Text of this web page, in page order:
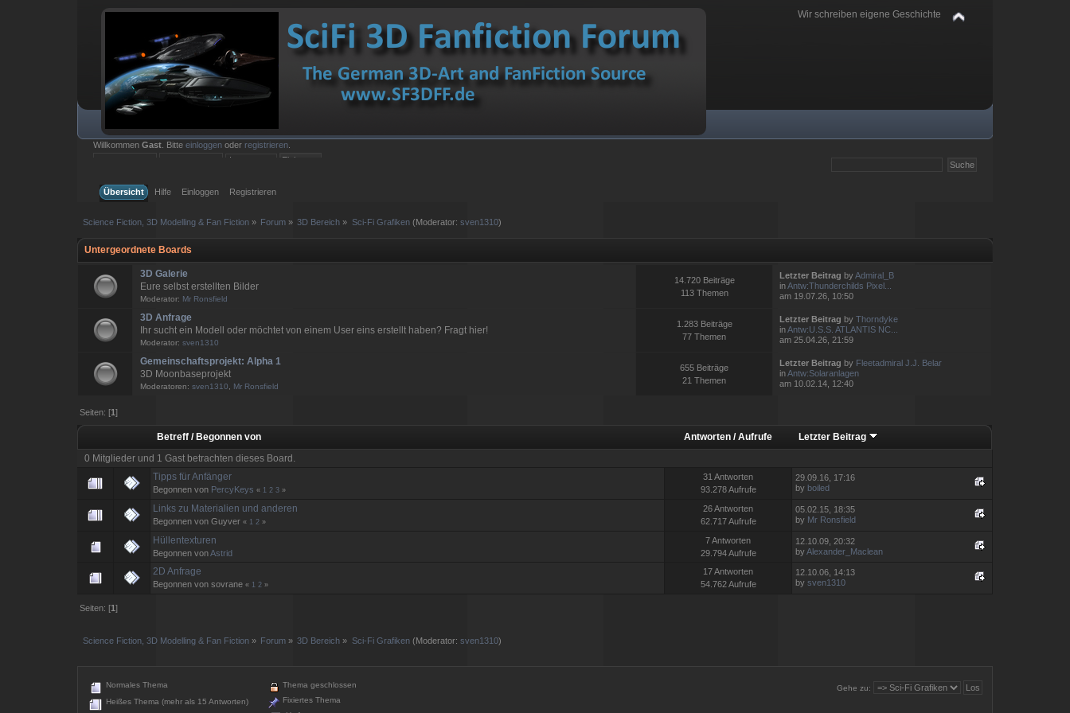
Wir schreiben eigene Geschichte
WillkommenGast . Bitteeinloggen oder registrieren
Übersicht
Hilfe Einloggen Registrieren
Science Fiction, 3D Modelling & Fan Fiction» Forum » 3D Bereich » Sci-Fi Grafiken(Moderator: sven1310)
Untergeordnete Boards
3D Galerie
Eure selbst erstellten Bilder
Moderator: Mr Ronsfield
14.720 Beiträge
113 Themen
Letzter Beitrag byAdmiral_B
inAntw:Thunderchilds Pixel...
am 19.07.26, 10:50
3D Anfrage
Ihr sucht ein Modell oder möchtet von einem User eins erstellt haben? Fragt hier!
Moderator:sven1310
1.283 Beiträge
77 Themen
Letzter Beitrag by Thorndyke
inAntw:U.S.S. ATLANTIS NC...
am 25.04.26, 21:59
Gemeinschaftsprojekt: Alpha 1
3D Moonbaseprojekt
Moderatoren:sven1310, Mr Ronsfield
655 Beiträge
21 Themen
Letzter Beitrag by Fleetadmiral J.J. Belar
inAntw:Solaranlagen
am 10.02.14, 12:40
Seiten: [1]
Betreff/Begonnen von Antworten/Aufrufe
Letzter Beitrag
0 Mitglieder und 1 Gast betrachten dieses Board.
Tipps für Anfänger
Begonnen von PercyKeys « 1 2 3 »
31 Antworten
93.278 Aufrufe
29.09.16, 17:16
by boiled
Links zu Materialien und anderen
Begonnen von Guyver« 1 2 »
26 Antworten
62.717 Aufrufe
05.02.15, 18:35
by Mr Ronsfield
Hüllentexturen
Begonnen vonAstrid
7 Antworten
29.794 Aufrufe
12.10.09, 20:32
byAlexander_Maclean
2D Anfrage
Begonnen von sovrane« 1 2 »
17 Antworten
54.762 Aufrufe
12.10.06, 14:13
bysven1310
Seiten: [1]
Science Fiction, 3D Modelling & Fan Fiction» Forum » 3D Bereich » Sci-Fi Grafiken(Moderator: sven1310)
Gehe zu:
Normales Thema
Heißes Thema (mehr als 15 Antworten)
Thema geschlossen
Fixiertes Thema